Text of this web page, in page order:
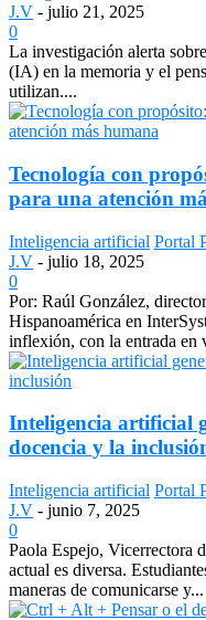
J.V - julio 21, 2025
0
La investigación alerta
(IA) en la memoria y el
utilizan....
Tecnología con
para una atención
Inteligencia artificial Portal
J.V - julio 18, 2025
0
Por: Raúl González,
Hispanoamérica en
inflexión, con la entrada en
Inteligencia artificial
docencia y la
Inteligencia artificial Portal
J.V - junio 7, 2025
0
Paola Espejo, Vicerrectora
actual es diversa.
maneras de comunicarse y...